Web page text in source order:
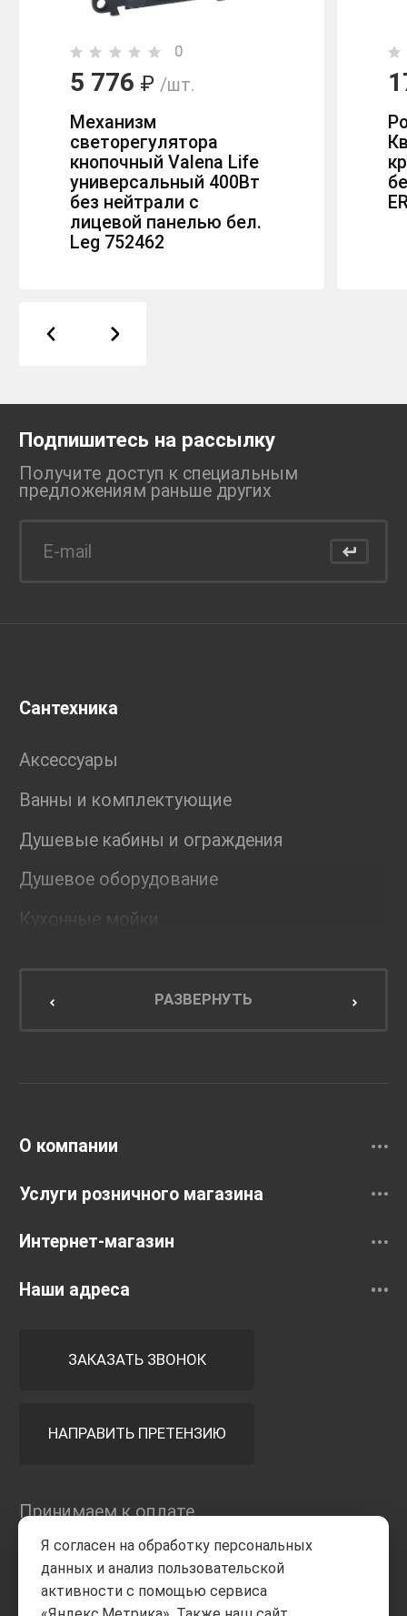
0
5 776 ₽ /шт.
Механизм
светорегулятора
кнопочный Valena Life
универсальный 400Вт
без нейтрали с
лицевой панелью бел.
Leg 752462
Подпишитесь на рассылку
Получите доступ к специальным
предложениям раньше других
Сантехника
Аксессуары
Ванны и комплектующие
Душевые кабины и ограждения
Душевое оборудование
Кухонные мойки
Мебель для кухниРАЗВЕРНУТЬ
О компании
Услуги розничного магазина
Интернет-магазин
Наши адреса
ЗАКАЗАТЬ ЗВОНОК
НАПРАВИТЬ ПРЕТЕНЗИЮ
Принимаем к оплате
Я согласен на обработку персональных
данных и анализ пользовательской
активности с помощью сервиса